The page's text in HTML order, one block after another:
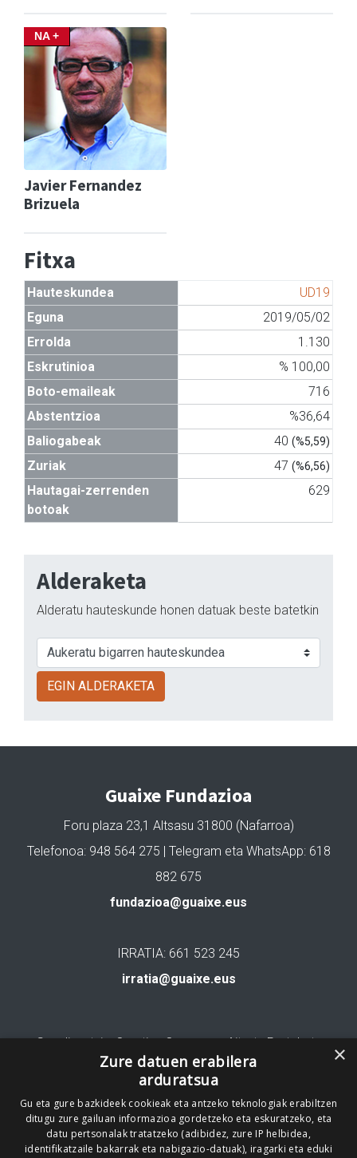
NA +
Javier Fernandez
Brizuela
Fitxa
Hauteskundea
UD19
Eguna
2019/05/02
Errolda
1.130
Eskrutinioa
% 100,00
Boto-emaileak
716
Abstentzioa
%36,64
Baliogabeak
40 (%5,59)
Zuriak 47 (%6,56)
Hautagai-zerrenden
botoak
629
Alderaketa
Alderatu hauteskunde honen datuak beste batetkin
EGIN ALDERAKETA
Guaixe Fundazioa
Foru plaza 23,1 Altsasu 31800 (Nafarroa)
Telefonoa: 948 564 275 | Telegram eta WhatsApp: 618
882 675
fundazioa@guaixe.eus
IRRATIA: 661 523 245
irratia@guaixe.eus
Gure lizentzia: Creative Commons Aitortu Partekatu
Codesyntaxek garatua
×
Zure datuen erabilera
arduratsua
Gu eta gure bazkideek cookieak eta antzeko teknologiak erabiltzen
ditugu zure gailuan informazioa gordetzeko eta eskuratzeko, eta
datu pertsonalak tratatzeko (adibidez, zure IP helbidea,
identifikatzaile bakarrak eta nabigazio-datuak), iragarki eta eduki